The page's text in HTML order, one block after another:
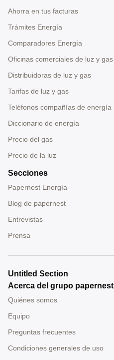
Ahorra en tus facturas
Trámites Energía
Comparadores Energía
Oficinas comerciales de luz y gas
Distribuidoras de luz y gas
Tarifas de luz y gas
Teléfonos compañías de energía
Diccionario de energía
Precio del gas
Precio de la luz
Secciones
Papernest Energía
Blog de papernest
Entrevistas
Prensa
Untitled Section
Acerca del grupo papernest
Quiénes somos
Equipo
Preguntas frecuentes
Condiciones generales de uso